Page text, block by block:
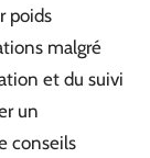
poids
malgré
et du suivi
un
conseils